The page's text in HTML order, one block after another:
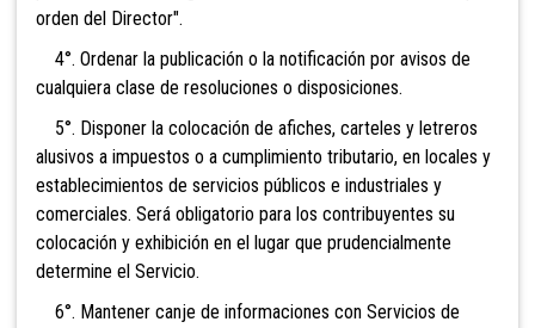
orden del Director".
4°. Ordenar la publicación o la notificación por avisos de
cualquiera clase de resoluciones o disposiciones.
5°. Disponer la colocación de afiches, carteles y letreros
alusivos a impuestos o a cumplimiento tributario, en locales y
establecimientos de servicios públicos e industriales y
comerciales. Será obligatorio para los contribuyentes su
colocación y exhibición en el lugar que prudencialmente
determine el Servicio.
6°. Mantener canje de informaciones con Servicios de